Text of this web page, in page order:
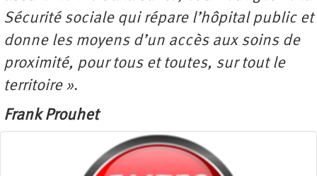
Sécurité sociale qui répare l’hôpital public et
donne les moyens d’un accès aux soins de
proximité, pour tous et toutes, sur tout le
territoire ».
Frank Prouhet